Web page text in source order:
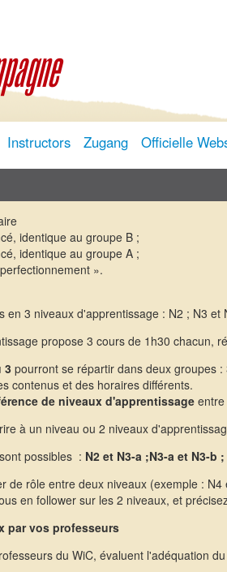
Instructors Zugang Officielle
identique au groupe B ;
identique au groupe A ;
».
en 3 niveaux d'apprentissage : N2 ; N3 et
propose 3 cours de 1h30 chacun,
3 pourront se répartir dans deux groupes
contenus et des horaires différents.
de niveaux d'apprentissage
à un niveau ou 2 niveaux
possibles : N2 et N3-a ;N3-a et N3-b
de rôle entre deux niveaux (exemple :
en follower sur les 2 niveaux, et
par vos professeurs
du WiC, évaluent l'adéquation